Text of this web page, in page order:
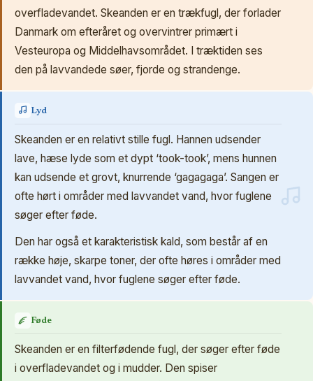
overfladevandet. Skeanden er en trækfugl, der forlader
Danmark om efteråret og overvintrer primært i
Vesteuropa og Middelhavsområdet. I træktiden ses
den på lavvandede søer, fjorde og strandenge.
Lyd
Skeanden er en relativt stille fugl. Hannen udsender
lave, hæse lyde som et dypt ‘took-took’, mens hunnen
kan udsende et grovt, knurrende ‘gagagaga’. Sangen er
ofte hørt i områder med lavvandet vand, hvor fuglene
søger efter føde.
Den har også et karakteristisk kald, som består af en
række høje, skarpe toner, der ofte høres i områder med
lavvandet vand, hvor fuglene søger efter føde.
Føde
Skeanden er en filterfødende fugl, der søger efter føde
i overfladevandet og i mudder. Den spiser